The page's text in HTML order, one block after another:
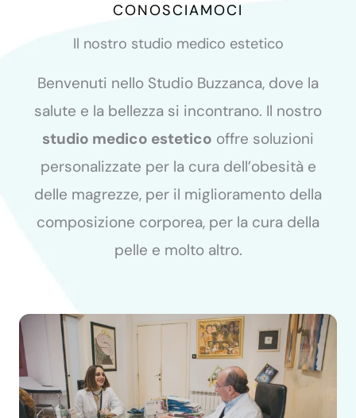
CONOSCIAMOCI
Il nostro studio medico estetico
Benvenuti nello Studio Buzzanca, dove la
salute e la bellezza si incontrano. Il nostro
studio medico estetico offre soluzioni
personalizzate per la cura dell’obesità e
delle magrezze, per il miglioramento della
composizione corporea, per la cura della
pelle e molto altro.